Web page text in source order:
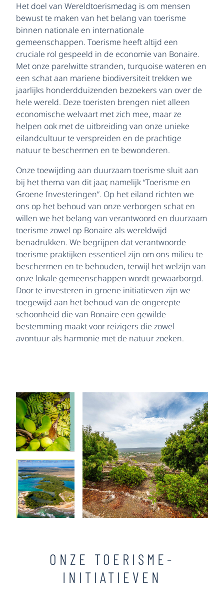
Het doel van Wereldtoerismedag is om mensen
bewust te maken van het belang van toerisme
binnen nationale en internationale
gemeenschappen. Toerisme heeft altijd een
cruciale rol gespeeld in de economie van Bonaire.
Met onze parelwitte stranden, turquoise wateren en
een schat aan mariene biodiversiteit trekken we
jaarlijks honderdduizenden bezoekers van over de
hele wereld. Deze toeristen brengen niet alleen
economische welvaart met zich mee, maar ze
helpen ook met de uitbreiding van onze unieke
eilandcultuur te verspreiden en de prachtige
natuur te beschermen en te bewonderen.
Onze toewijding aan duurzaam toerisme sluit aan
bij het thema van dit jaar, namelijk “Toerisme en
Groene Investeringen”. Op het eiland richten we
ons op het behoud van onze verborgen schat en
willen we het belang van verantwoord en duurzaam
toerisme zowel op Bonaire als wereldwijd
benadrukken. We begrijpen dat verantwoorde
toerisme praktijken essentieel zijn om ons milieu te
beschermen en te behouden, terwijl het welzijn van
onze lokale gemeenschappen wordt gewaarborgd.
Door te investeren in groene initiatieven zijn we
toegewijd aan het behoud van de ongerepte
schoonheid die van Bonaire een gewilde
bestemming maakt voor reizigers die zowel
avontuur als harmonie met de natuur zoeken.
ONZE TOERISME-
INITIATIEVEN